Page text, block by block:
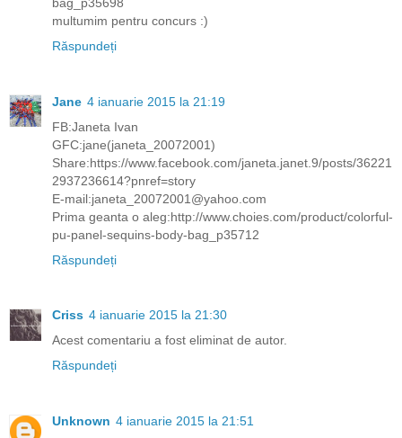
multumim pentru concurs :)
Răspundeți
Jane 4 ianuarie 2015 la 21:19
FB:Janeta Ivan
GFC:jane(janeta_20072001)
Share:https://www.facebook.com/janeta.janet.9/posts/36221
2937236614?pnref=story
E-mail:janeta_20072001@yahoo.com
Prima geanta o aleg:http://www.choies.com/product/colorful-
pu-panel-sequins-body-bag_p35712
Răspundeți
Criss 4 ianuarie 2015 la 21:30
Acest comentariu a fost eliminat de autor.
Răspundeți
Unknown 4 ianuarie 2015 la 21:51